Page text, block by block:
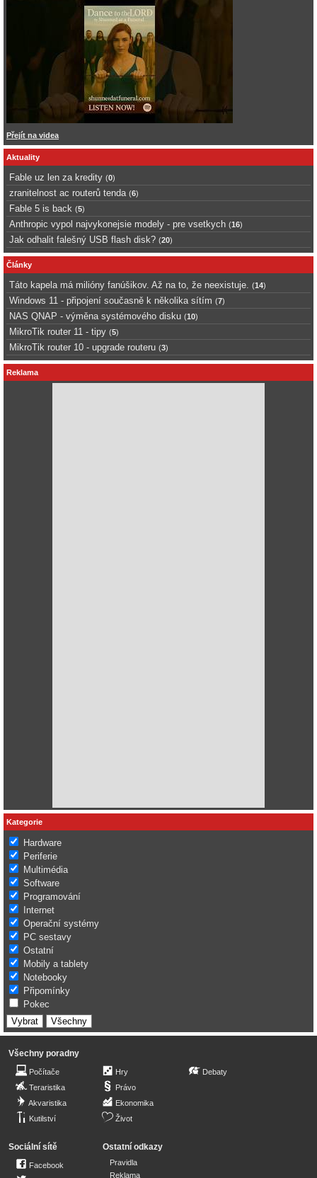
Přejít na videa
Aktuality
Fable uz len za kredity (0)
zranitelnost ac routerů tenda (6)
Fable 5 is back (5)
Anthropic vypol najvykonejsie modely - pre vsetkych (16)
Jak odhalit falešný USB flash disk? (20)
Články
Táto kapela má milióny fanúšikov. Až na to, že neexistuje. (14)
Windows 11 - připojení současně k několika sítím (7)
NAS QNAP - výměna systémového disku (10)
MikroTik router 11 - tipy (5)
MikroTik router 10 - upgrade routeru (3)
Reklama
Kategorie
Hardware
Periferie
Multimédia
Software
Programování
Internet
Operační systémy
PC sestavy
Ostatní
Mobily a tablety
Notebooky
Připomínky
Pokec
Všechny poradny
Počítače
Teraristika
Akvaristika
Kutilství
Hry
Právo
Ekonomika
Život
Debaty
Sociální sítě
Facebook
Ostatní odkazy
Pravidla
Reklama